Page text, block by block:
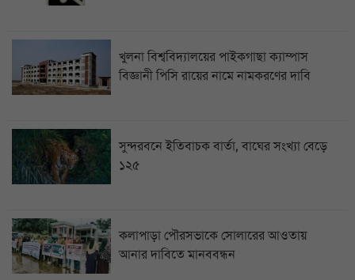
খুলনা বিশ্ববিদ্যালয়ের পাইকগাছা ক্যাম্পাস
বিজ্ঞানী পিসি রায়ের নামে নামকরণের দাবি
সুন্দরবনে ইতিবাচক বার্তা, বাঘের সংখ্যা বেড়ে
১২৫
কলাপাড়া পৌরসভাকে সোলারের আওতায়
আনার দাবিতে মানববন্ধন